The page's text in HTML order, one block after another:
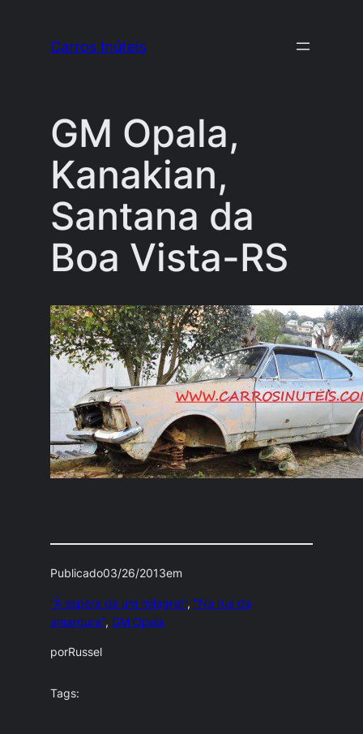
Carros Inúteis
GM Opala,
Kanakian,
Santana da
Boa Vista-RS
Publicado03/26/2013em
"À espera de um milagre!", "Na rua da
amargura", GM Opala
porRussel
Tags: